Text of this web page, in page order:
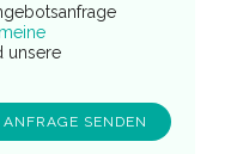
unsere